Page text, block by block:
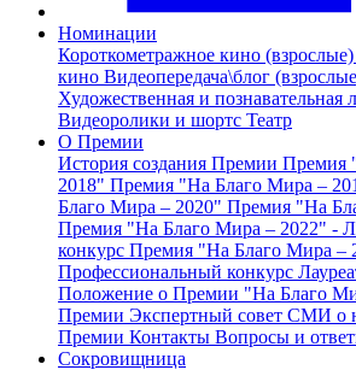
Номинации
Короткометражное кино (взрослые)
кино Видеопередача\блог
Художественная и познавательная
Видеоролики и шортс Театр
О Премии
История создания Премии Премия
2018" Премия "На Благо Мира –
Благо Мира – 2020" Премия "На
Премия "На Благо Мира – 2022" -
конкурс Премия "На Благо Мира –
Профессиональный конкурс
Положение о Премии "На Благо
Премии Экспертный совет СМИ о
Премии Контакты Вопросы и
Сокровищница